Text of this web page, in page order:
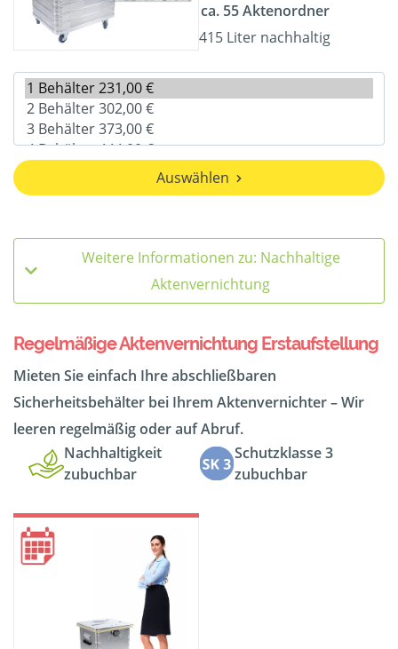
ca. 55 Aktenordner
415 Liter nachhaltig
Auswählen
Weitere Informationen zu: Nachhaltige
Aktenvernichtung
Regelmäßige Aktenvernichtung Erstaufstellung
Mieten Sie einfach Ihre abschließbaren
Sicherheitsbehälter bei Ihrem Aktenvernichter – Wir
leeren regelmäßig oder auf Abruf.
Nachhaltigkeit
zubuchbar
Schutzklasse 3
zubuchbar